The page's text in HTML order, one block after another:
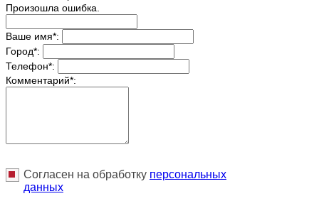
Произошла ошибка.
Ваше имя*:
Город*:
Телефон*:
Комментарий*:
Согласен на обработку персональныx
данных